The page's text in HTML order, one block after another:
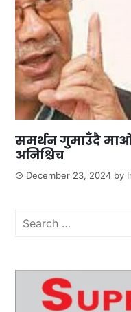
समर्थन गुमाउँदै
अनिश्चिच
December 23, 2024 by
Search